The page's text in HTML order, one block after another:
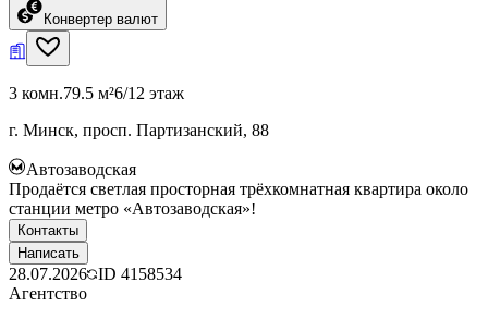
Конвертер валют
3 комн.79.5 м²6/12 этаж
г. Минск, просп. Партизанский, 88
Автозаводская
Продаётся светлая просторная трёхкомнатная квартира около
станции метро «Автозаводская»!
Контакты
Написать
28.07.2026 ID 4158534
Агентство